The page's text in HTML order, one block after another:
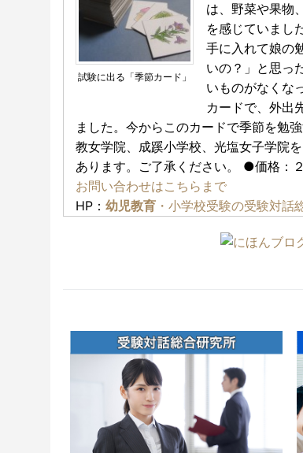
試験に出る「季節カード」
は、野菜や果物
を感じていまし
手に入れて娘の
いの？」と思っ
いものがなくな
カードで、外出
ました。今からこのカードで季節を勉
教女学院、成蹊小学校、光塩女子学院
あります。ご了承ください。 ●価格：
お問い合わせはこちらまで
HP： 幼児教育 ・小学校受験の受験対話